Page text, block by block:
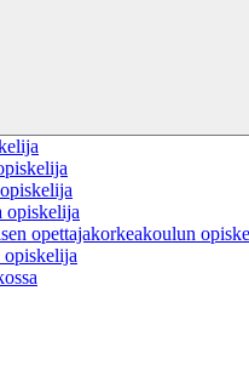
opiskelija
opettajakorkeakoulun